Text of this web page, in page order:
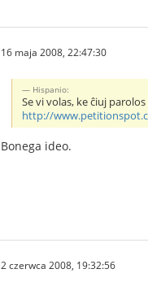
16 maja 2008, 22:47:30
Hispanio:
Se vi volas, ke ĉiuj
http://
Bonega ideo.
2 czerwca 2008, 19:32:56